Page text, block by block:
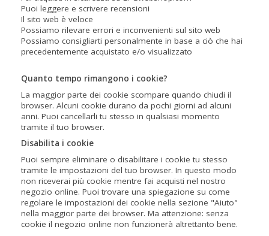
Puoi leggere e scrivere recensioni
Il sito web è veloce
Possiamo rilevare errori e inconvenienti sul sito web
Possiamo consigliarti personalmente in base a ciò che hai
precedentemente acquistato e/o visualizzato
Quanto tempo rimangono i cookie?
La maggior parte dei cookie scompare quando chiudi il
browser. Alcuni cookie durano da pochi giorni ad alcuni
anni. Puoi cancellarli tu stesso in qualsiasi momento
tramite il tuo browser.
Disabilita i cookie
Puoi sempre eliminare o disabilitare i cookie tu stesso
tramite le impostazioni del tuo browser. In questo modo
non riceverai più cookie mentre fai acquisti nel nostro
negozio online. Puoi trovare una spiegazione su come
regolare le impostazioni dei cookie nella sezione "Aiuto"
nella maggior parte dei browser. Ma attenzione: senza
cookie il negozio online non funzionerà altrettanto bene.